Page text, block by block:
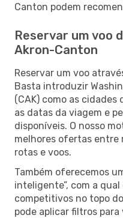
Canton podem
Reservar um voo
Akron-Canton
Reservar um voo
Basta introduzir
(CAK) como as
as datas da viagem e
disponíveis. O nosso
melhores ofertas entre
rotas e voos.
Também oferecemos
inteligente”, com a
competitivos no topo
pode aplicar filtros para